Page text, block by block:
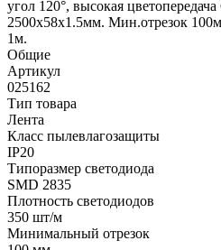
угол 120°, высокая
2500х58x1.5мм. Мин.отрезок
1м.
Общие
Артикул
025162
Тип товара
Лента
Класс пылевлагозащиты
IP20
Типоразмер светодиода
SMD 2835
Плотность светодиодов
350 шт/м
Минимальный отрезок